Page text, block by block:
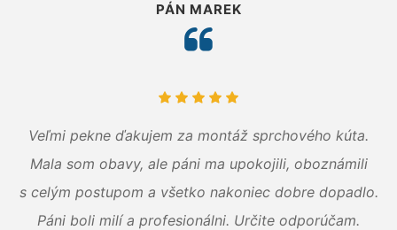
PÁN MAREK
Veľmi pekne ďakujem za montáž sprchového kúta.
Mala som obavy, ale páni ma upokojili, oboznámili
s celým postupom a všetko nakoniec dobre dopadlo.
Páni boli milí a profesionálni. Určite odporúčam.